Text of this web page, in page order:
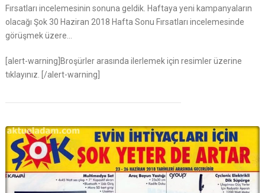
Fırsatları incelemesinin sonuna geldik. Haftaya yeni kampanyaların
olacağı Şok 30 Haziran 2018 Hafta Sonu Fırsatları incelemesinde
görüşmek üzere…
[alert-warning]Broşürler arasında ilerlemek için resimler üzerine
tıklayınız. [/alert-warning]